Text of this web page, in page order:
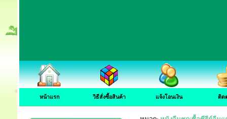
หน้าแรก วิธีสั่งซื้อสินค้า แจ้งโอนเงิน ติด